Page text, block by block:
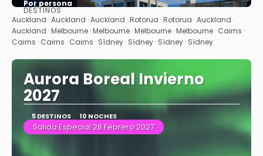
Por persona
Ver
DESTINOS
Auckland · Auckland · Auckland · Rotorua · Rotorua · Auckland ·
Auckland · Melbourne · Melbourne · Melbourne · Melbourne · Cairns ·
Cairns · Cairns · Cairns · Sídney · Sídney · Sídney · Sídney
Aurora Boreal Invierno
2027
5 DESTINOS 10 NOCHES
Salida Especial 28 Febrero 2027